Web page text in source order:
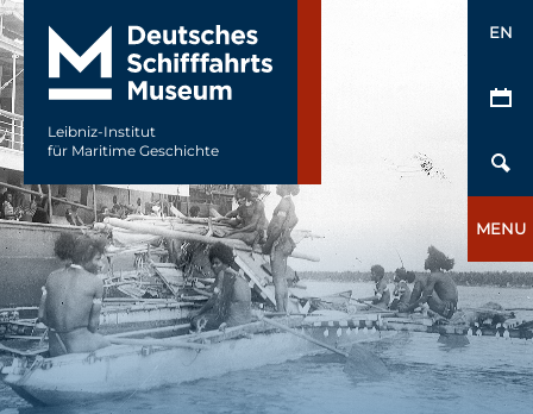
Leibniz-Institut
für Maritime Geschichte
EN
MENU